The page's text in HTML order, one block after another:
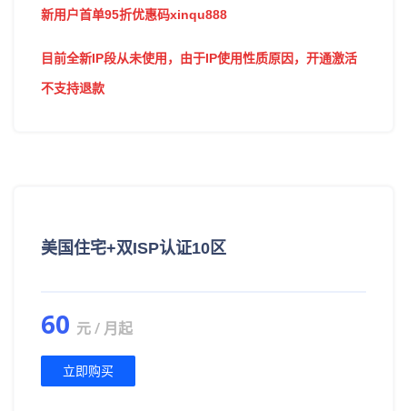
新用户首单95折优惠码xinqu888
目前全新IP段从未使用，由于IP使用性质原因，开通激活
不支持退款
美国住宅+双ISP认证10区
60 元 / 月起
立即购买